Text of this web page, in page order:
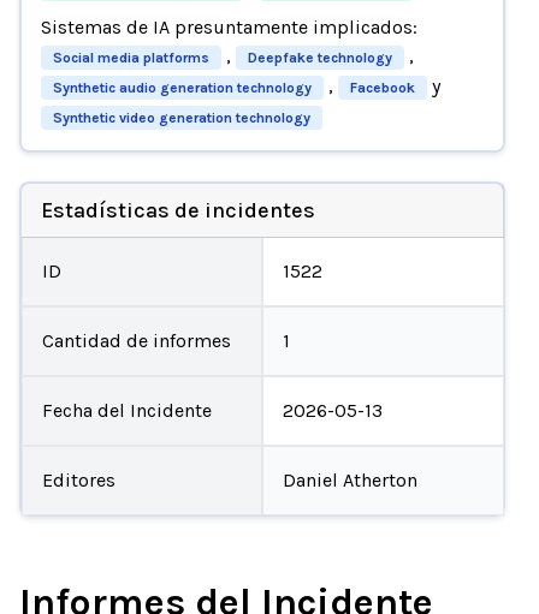
Sistemas de IA presuntamente implicados:
Social media platforms , Deepfake technology ,
Synthetic audio generation technology , Facebook y
Synthetic video generation technology
Estadísticas de incidentes
ID 1522
Cantidad de informes 1
Fecha del Incidente 2026-05-13
Editores Daniel Atherton
Informes del Incidente